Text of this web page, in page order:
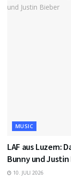
MUSIC
LAF aus Luzern:
Bunny und
10. JULI 2026